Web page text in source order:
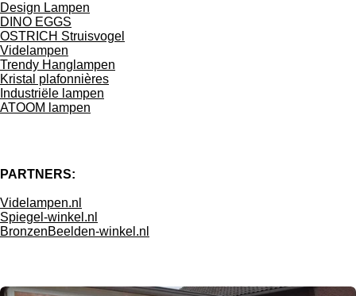
Design Lampen
DINO EGGS
OSTRICH Struisvogel
Videlampen
Trendy Hanglampen
Kristal plafonnières
Industriële lampen
ATOOM lampen
PARTNERS:
Videlampen.nl
Spiegel-winkel.nl
BronzenBeelden-winkel.nl